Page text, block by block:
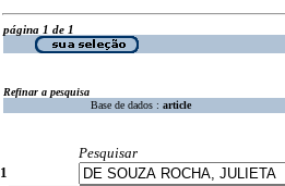
página 1 de 1
Refinar a pesquisa
Base de dados : article
Pesquisar
1